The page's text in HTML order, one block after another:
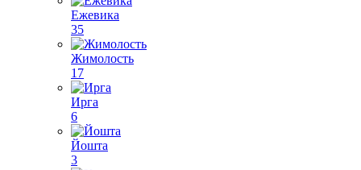
Ежевика
35
Жимолость
17
Ирга
6
Йошта
3